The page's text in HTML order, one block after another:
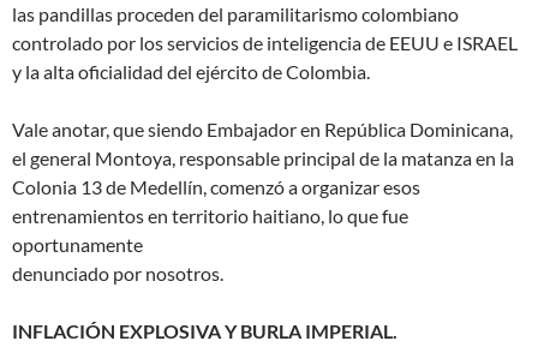
las pandillas proceden del paramilitarismo colombiano
controlado por los servicios de inteligencia de EEUU e ISRAEL
y la alta oficialidad del ejército de Colombia.
Vale anotar, que siendo Embajador en República Dominicana,
el general Montoya, responsable principal de la matanza en la
Colonia 13 de Medellín, comenzó a organizar esos
entrenamientos en territorio haitiano, lo que fue
oportunamente
denunciado por nosotros.
INFLACIÓN EXPLOSIVA Y BURLA IMPERIAL.